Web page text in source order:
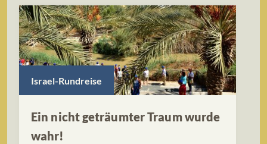
Israel-Rundreise
Ein nicht geträumter Traum wurde
wahr!